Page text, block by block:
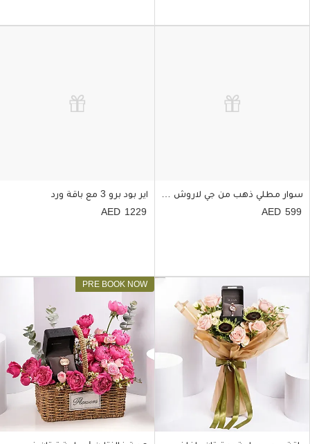
599
اير بود برو 3 مع باقة ورد
1229